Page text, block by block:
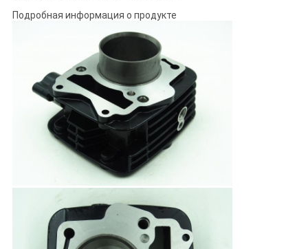
Подробная информация о продукте